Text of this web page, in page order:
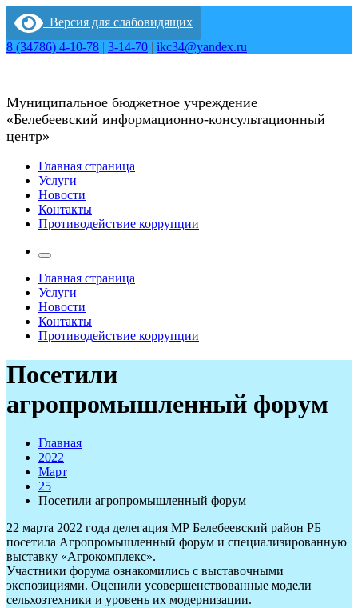
Перейти
содержимому
Версия для слабовидящих
8 (34786) 4-10-78 | 3-14-70 | ikc34@yandex.ru
Муниципальное бюджетное учреждение
«Белебеевский информационно-консультационный
центр»
Главная страница
Услуги
Новости
Контакты
Противодействие коррупции
Главная страница
Услуги
Новости
Контакты
Противодействие коррупции
Посетили
агропромышленный форум
Главная
2022
Март
25
Посетили агропромышленный форум
22 марта 2022 года делегация МР Белебеевский район РБ
посетила Агропромышленный форум и специализированную
выставку «Агрокомплекс».
Участники форума ознакомились с выставочными
экспозициями. Оценили усовершенствованные модели
сельхозтехники и уровень их модернизации.